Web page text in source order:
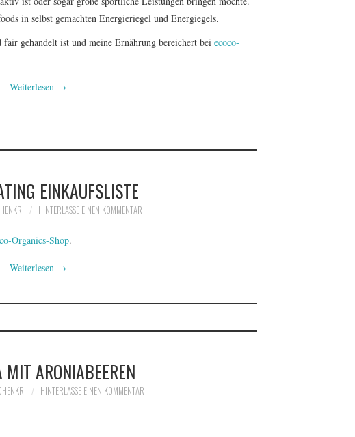
in selbst gemachten Energieriegel und Energiegels.
gehandelt ist und meine Ernährung bereichert bei ecoco-
Weiterlesen →
EINKAUFSLISTE
HINTERLASSE EINEN KOMMENTAR
Organics-Shop.
Weiterlesen →
MIT ARONIABEEREN
HINTERLASSE EINEN KOMMENTAR